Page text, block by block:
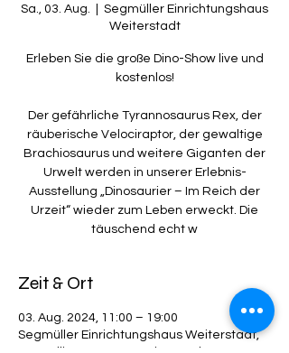
Sa., 03. Aug.
Segmüller Einrichtungshaus
Weiterstadt
Erleben Sie die große Dino-Show live und
kostenlos!
Der gefährliche Tyrannosaurus Rex, der
räuberische Velociraptor, der gewaltige
Brachiosaurus und weitere Giganten der
Urwelt werden in unserer Erlebnis-
Ausstellung „Dinosaurier – Im Reich der
Urzeit“ wieder zum Leben erweckt. Die
Zeit & Ort
03. Aug. 2024, 11:00 – 19:00
Segmüller Einrichtungshaus Weiterstadt,